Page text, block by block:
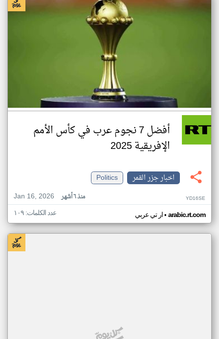
أفضل 7 نجوم عرب في كأس الأمم
الإفريقية 2025
اخبار جزر القمر
Politics
Jan 16, 2026
منذ ٦ أشهر YD16SE
ار تي عربي• arabic.rt.com عدد الكلمات: ١٠٩